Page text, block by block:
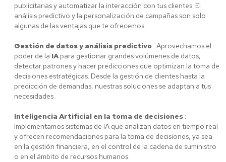
publicitarias y automatizar la interacción con tus clientes. El
análisis predictivo y la personalización de campañas son solo
algunas de las ventajas que te ofrecemos.
Gestión de datos y análisis predictivo : Aprovechamos el
poder de la IApara gestionar grandes volúmenes de datos,
detectar patrones y hacer predicciones que optimizan la toma de
decisiones estratégicas. Desde la gestión de clientes hasta la
predicción de demandas, nuestras soluciones se adaptan a tus
necesidades.
Inteligencia Artificial en la toma de decisiones :
Implementamos sistemas de IA que analizan datos en tiempo real
y ofrecen recomendaciones para la toma de decisiones, ya sea
en la gestión financiera, en el control de la cadena de suministro
o en el ámbito de recursos humanos.